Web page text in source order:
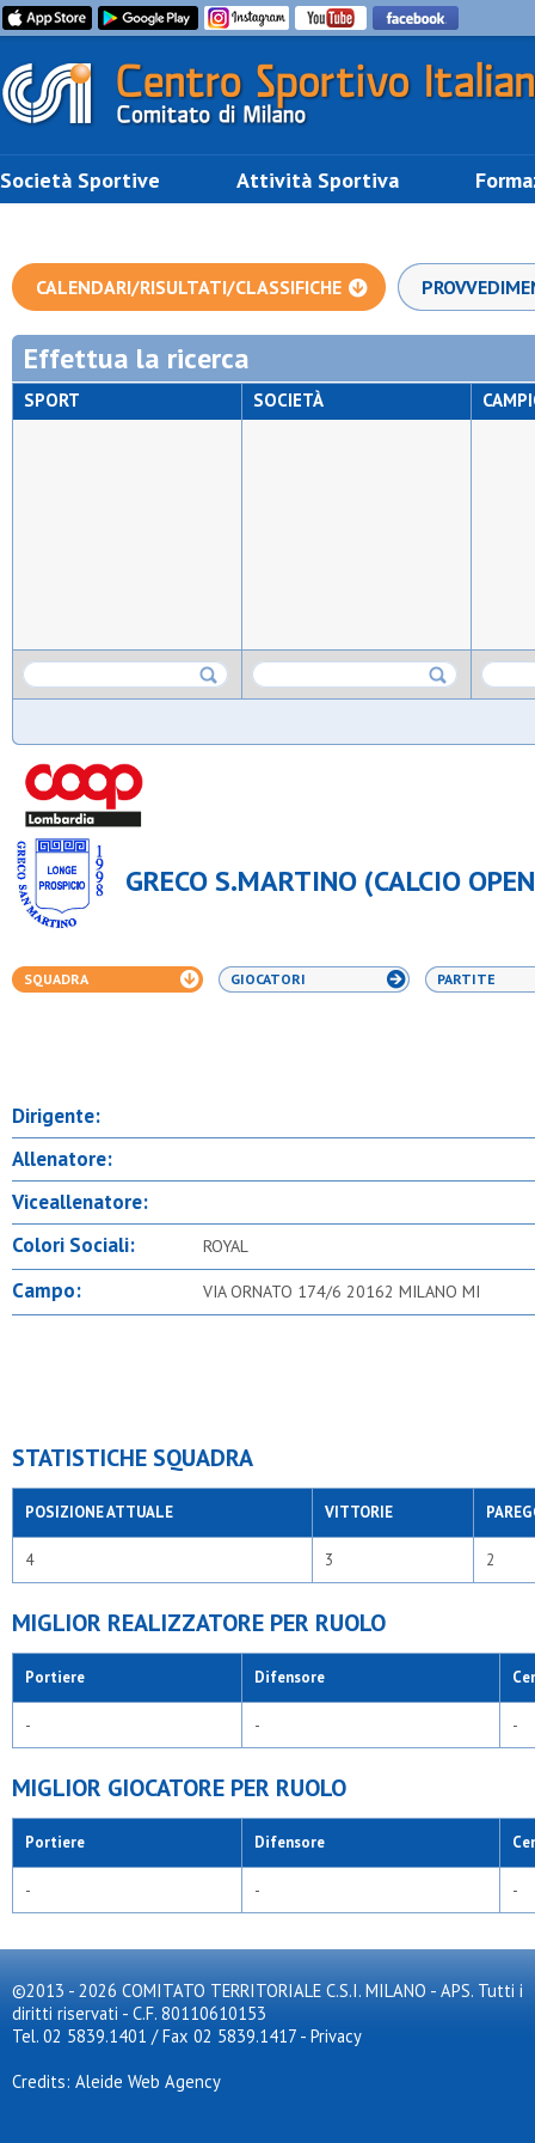
Società Sportive Attività Sportiva
CALENDARI/RISULTATI/CLASSIFICHE
Effettua la ricerca
SPORT SOCIETÀ
GRECO S.MARTINO (CALCIO
SQUADRA GIOCATORI PARTITE
Dirigente:
Allenatore:
Viceallenatore:
Colori Sociali:
ROYAL
Campo: VIA ORNATO 174/6 20162 MILANO MI
STATISTICHE SQUADRA
POSIZIONE ATTUALE VITTORIE
4 3 2
MIGLIOR REALIZZATORE PER RUOLO
Portiere Difensore
- - -
MIGLIOR GIOCATORE PER RUOLO
Portiere Difensore
- - -
©2013 - 2026 COMITATO TERRITORIALE C.S.I. MILANO - APS. Tutti i
diritti riservati - C.F. 80110610153
Tel. 02 5839.1401 / Fax 02 5839.1417 - Privacy
Credits: Aleide Web Agency